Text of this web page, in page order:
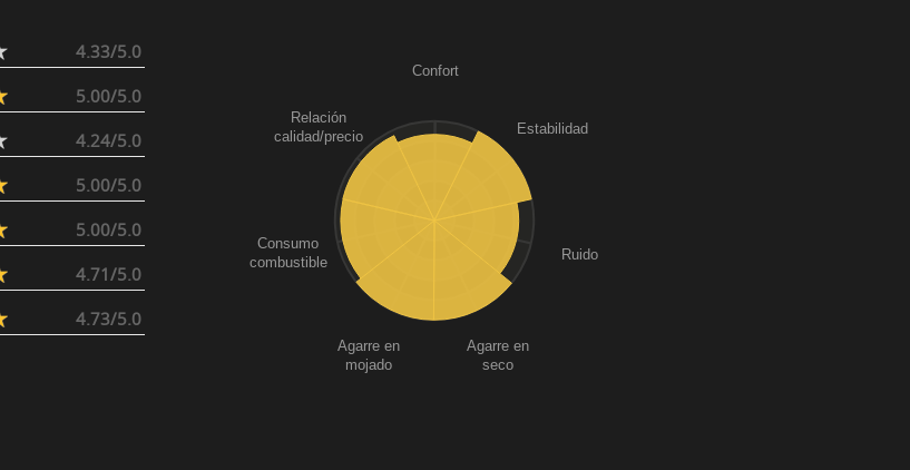
4.33/5.0
5.00/5.0
4.24/5.0
5.00/5.0
5.00/5.0
4.71/5.0
4.73/5.0
Confort
Estabilidad
Ruido
Agarre en
seco
Agarre en
mojado
Consumo
combustible
Relación
calidad/precio